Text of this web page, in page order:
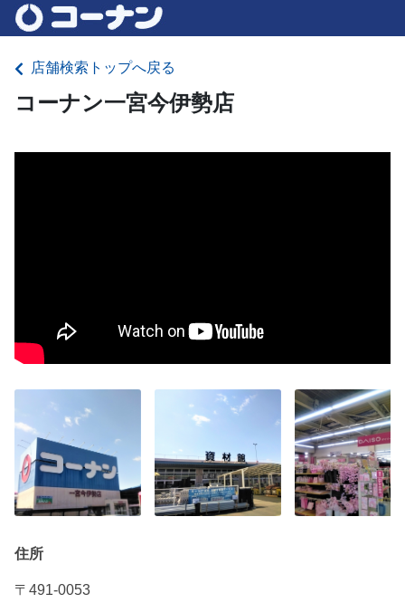
店舗検索トップへ戻る
コーナン一宮今伊勢店
住所
〒491-0053